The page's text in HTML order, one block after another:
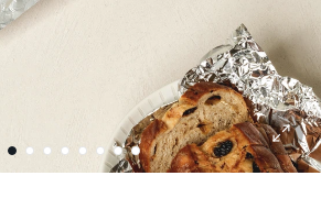
1 2 3 4 5 6 7 8
확대 보기